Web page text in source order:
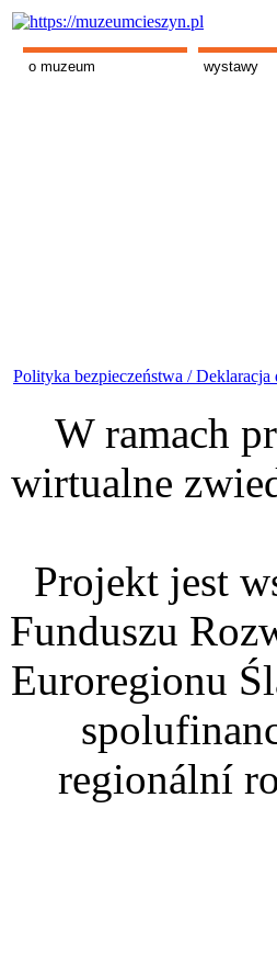
o muzeum wystawy
Polityka bezpieczeństwa /Deklaracja
W ramach
wirtualne
Projekt jest
Funduszu
Euroregionu
regionální